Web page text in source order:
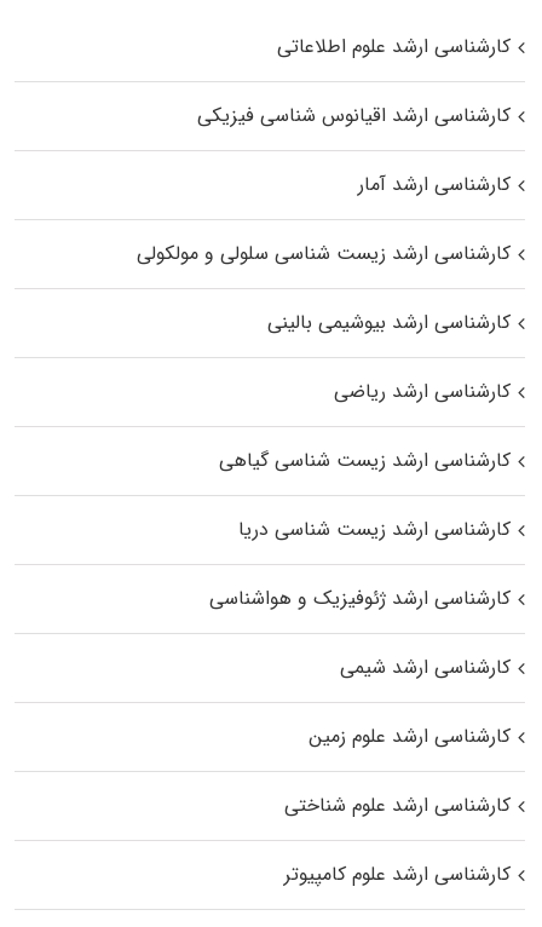
کارشناسی ارشد علوم اطلاعاتی
کارشناسی ارشد اقیانوس‌ شناسی فیزیکی
کارشناسی ارشد آمار
کارشناسی ارشد زیست شناسی سلولی و مولکولی
کارشناسی ارشد بیوشیمی بالینی
کارشناسی ارشد ریاضی
کارشناسی ارشد زیست‌ شناسی گیاهی
کارشناسی ارشد زیست‌ شناسی دریا
کارشناسی ارشد ژئوفیزیک و هواشناسی
کارشناسی ارشد شیمی
کارشناسی ارشد علوم زمین
کارشناسی ارشد علوم شناختی
کارشناسی ارشد علوم کامپیوتر